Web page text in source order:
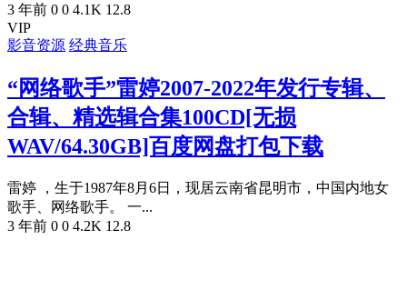
3 年前 0 0 4.1K 12.8
VIP
影音资源 经典音乐
“网络歌手”雷婷2007-2022年发行专辑、
合辑、精选辑合集100CD[无损
WAV/64.30GB]百度网盘打包下载
雷婷 ，生于1987年8月6日，现居云南省昆明市，中国内地女
歌手、网络歌手。 一...
3 年前 0 0 4.2K 12.8